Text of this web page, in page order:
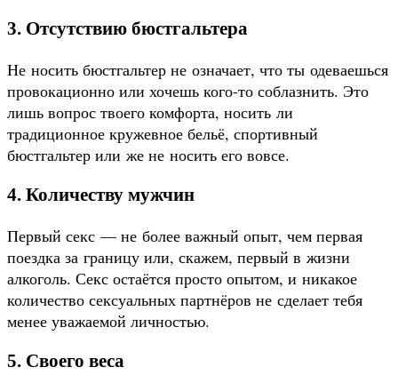
3. Отсутствию бюстгальтера
Не носить бюстгальтер не означает, что ты одеваешься
провокационно или хочешь кого-то соблазнить. Это
лишь вопрос твоего комфорта, носить ли
традиционное кружевное бельё, спортивный
бюстгальтер или же не носить его вовсе.
4. Количеству мужчин
Первый секс — не более важный опыт, чем первая
поездка за границу или, скажем, первый в жизни
алкоголь. Секс остаётся просто опытом, и никакое
количество сексуальных партнёров не сделает тебя
менее уважаемой личностью.
5. Своего веса